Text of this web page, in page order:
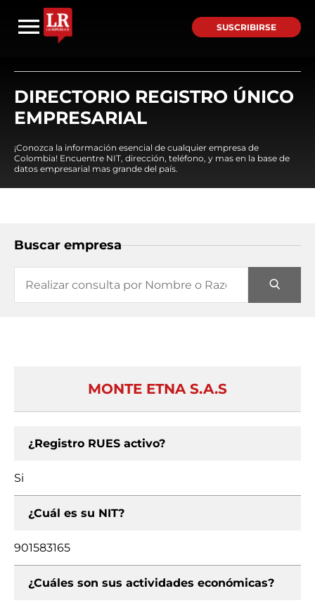
SUSCRIBIRSE
DIRECTORIO REGISTRO ÚNICO
EMPRESARIAL
¡Conozca la información esencial de cualquier empresa de
Colombia! Encuentre NIT, dirección, teléfono, y mas en la base de
datos empresarial mas grande del país.
Buscar empresa
MONTE ETNA S.A.S
¿Registro RUES activo?
Si
¿Cuál es su NIT?
901583165
¿Cuáles son sus actividades económicas?